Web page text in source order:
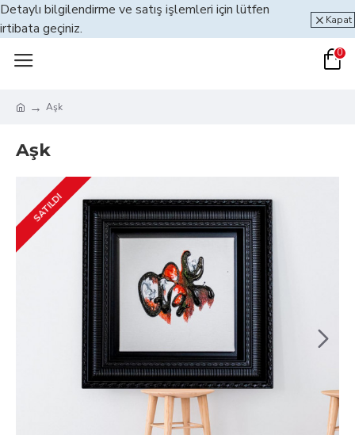
Detaylı bilgilendirme ve satış işlemleri için lütfen
irtibata geçiniz.
Kapat
0
Aşk
Aşk
SATILDI